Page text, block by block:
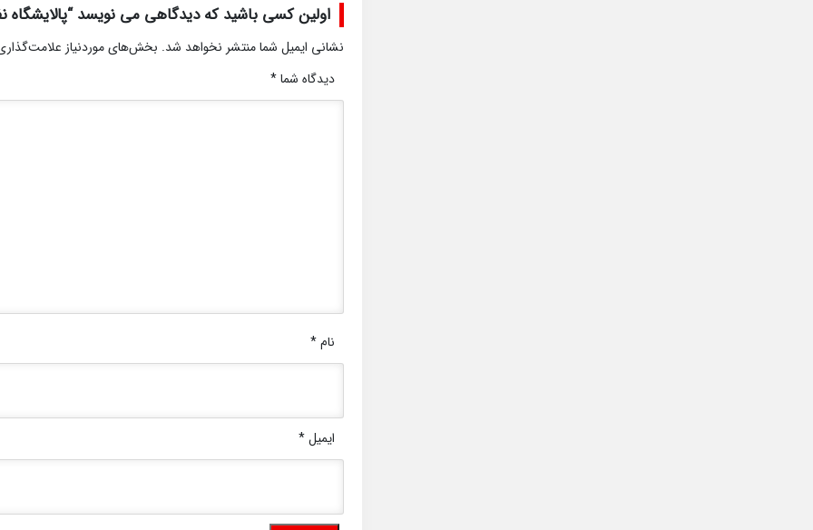
اولین کسی باشید که دیدگاهی می نویسد “پالایشگاه
نشانی ایمیل شما منتشر نخواهد شد. بخش‌های موردنیاز
دیدگاه شما*
نام*
ایمیل*